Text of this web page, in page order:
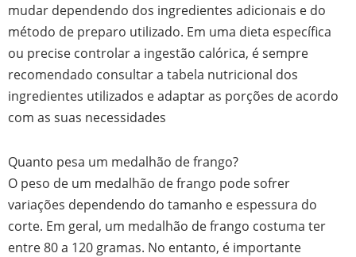
mudar dependendo dos ingredientes adicionais e do
método de preparo utilizado. Em uma dieta específica
ou precise controlar a ingestão calórica, é sempre
recomendado consultar a tabela nutricional dos
ingredientes utilizados e adaptar as porções de acordo
com as suas necessidades
Quanto pesa um medalhão de frango?
O peso de um medalhão de frango pode sofrer
variações dependendo do tamanho e espessura do
corte. Em geral, um medalhão de frango costuma ter
entre 80 a 120 gramas. No entanto, é importante